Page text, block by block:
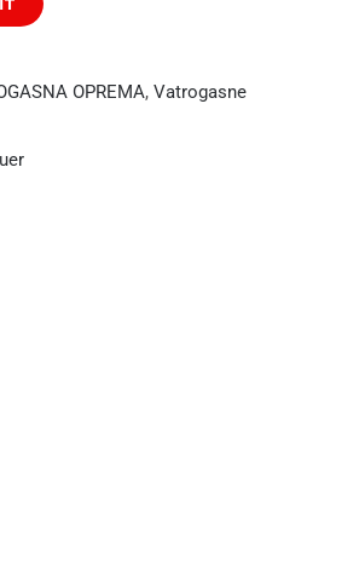
OPREMA, Vatrogasne